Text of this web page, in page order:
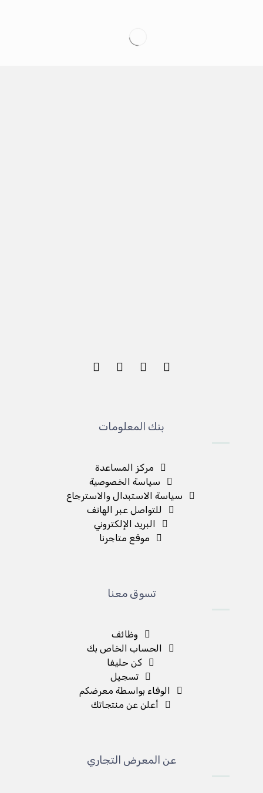
بنك المعلومات
مركز المساعدة
سياسة الخصوصية
سياسة الاستبدال والاسترجاع
للتواصل عبر الهاتف
البريد الإلكتروني
موقع متاجرنا
تسوق معنا
وظائف
الحساب الخاص بك
كن حليفا
تسجيل
الوفاء بواسطة معرضكم
أعلن عن منتجاتك
عن المعرض التجاري